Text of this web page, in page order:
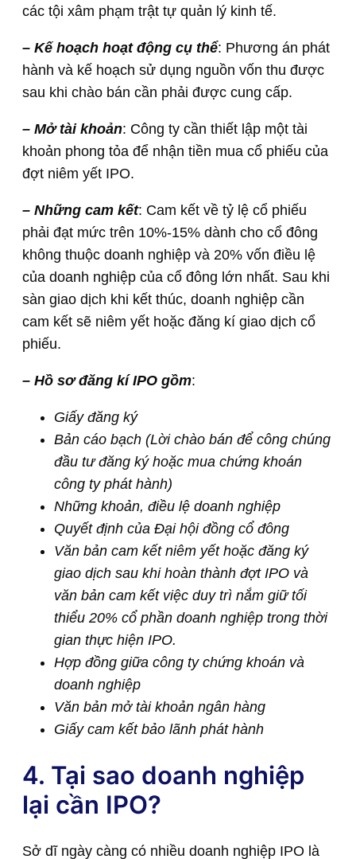
các tội xâm phạm trật tự quản lý kinh tế.
– Kế hoạch hoạt động cụ thể: Phương án phát
hành và kế hoạch sử dụng nguồn vốn thu được
sau khi chào bán cần phải được cung cấp.
– Mở tài khoản: Công ty cần thiết lập một tài
khoản phong tỏa để nhận tiền mua cổ phiếu của
đợt niêm yết IPO.
– Những cam kết: Cam kết về tỷ lệ cổ phiếu
phải đạt mức trên 10%-15% dành cho cổ đông
không thuộc doanh nghiệp và 20% vốn điều lệ
của doanh nghiệp của cổ đông lớn nhất. Sau khi
sàn giao dịch khi kết thúc, doanh nghiệp cần
cam kết sẽ niêm yết hoặc đăng kí giao dịch cổ
phiếu.
– Hồ sơ đăng kí IPO gồm:
Giấy đăng ký
Bản cáo bạch (Lời chào bán để công chúng
đầu tư đăng ký hoặc mua chứng khoán
công ty phát hành)
Những khoản, điều lệ doanh nghiệp
Quyết định của Đại hội đồng cổ đông
Văn bản cam kết niêm yết hoặc đăng ký
giao dịch sau khi hoàn thành đợt IPO và
văn bản cam kết việc duy trì nắm giữ tối
thiểu 20% cổ phần doanh nghiệp trong thời
gian thực hiện IPO.
Hợp đồng giữa công ty chứng khoán và
doanh nghiệp
Văn bản mở tài khoản ngân hàng
Giấy cam kết bảo lãnh phát hành
4. Tại sao doanh nghiệp
lại cần IPO?
Sở dĩ ngày càng có nhiều doanh nghiệp IPO là